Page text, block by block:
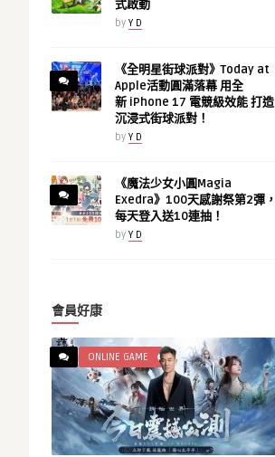
式啟動
by Y D
《全明星街球派對》Today at
Apple活動圓滿落幕 用全
新 iPhone 17 電競級效能 打造
沉浸式街球派對！
by Y D
《魔法少女小圓Magia
Exedra》100天感謝祭第2彈，
每天登入送10連抽！
by Y D
會員好康
ONLINE GAME